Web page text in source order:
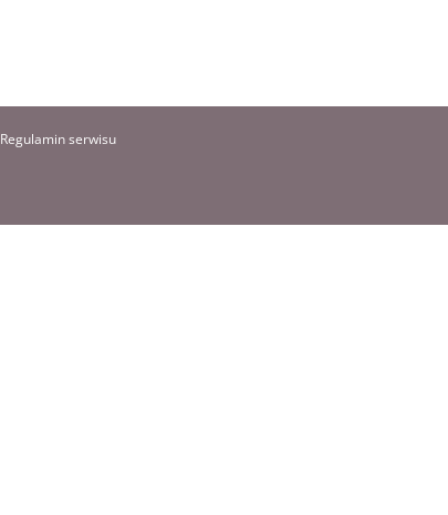
Regulamin serwisu